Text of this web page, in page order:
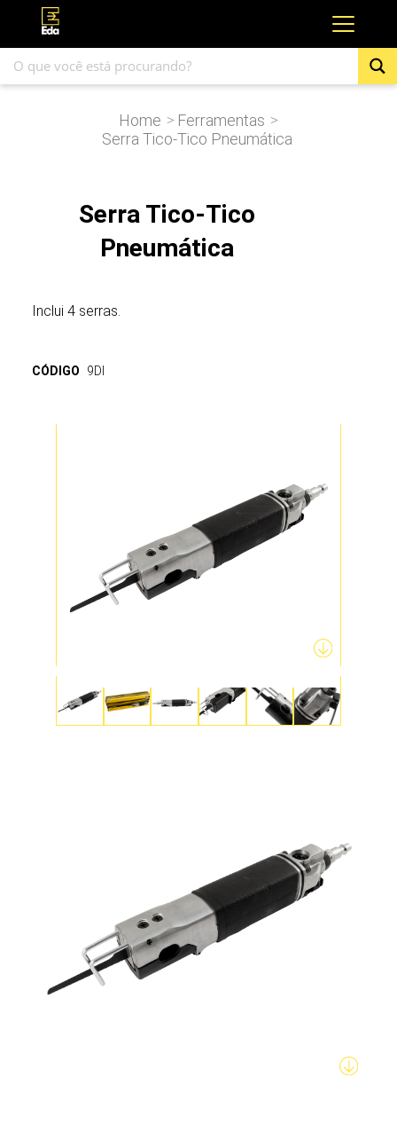
Home > Ferramentas >
Serra Tico-Tico Pneumática
Serra Tico-Tico
Pneumática
Inclui 4 serras.
CÓDIGO 9DI